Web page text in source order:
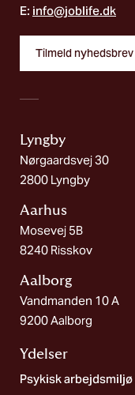
E: info@joblife.dk
Tilmeld nyhedsbrev
Lyngby
Nørgaardsvej 30
2800 Lyngby
Aarhus
Mosevej 5B
8240 Risskov
Aalborg​
Vandmanden 10 A
9200 Aalborg
Ydelser
Psykisk